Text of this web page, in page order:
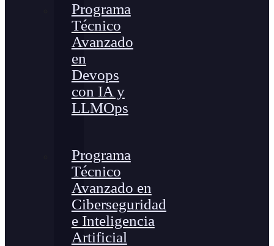
Programa
Técnico
Avanzado
en
Devops
con IA y
LLMOps
Programa
Técnico
Avanzado en
Ciberseguridad
e Inteligencia
Artificial